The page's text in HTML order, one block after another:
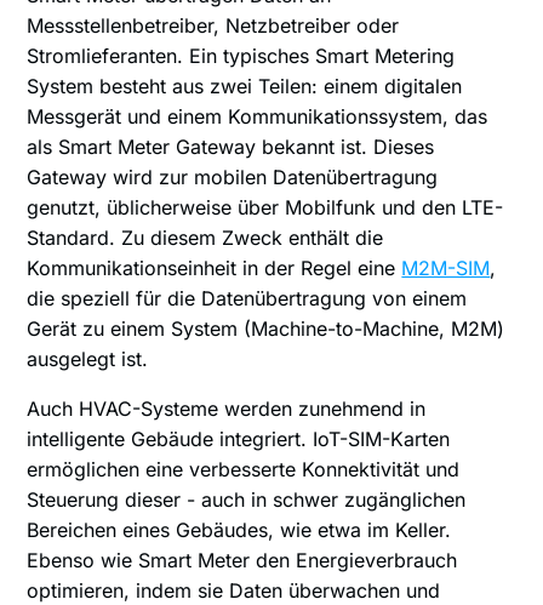
Messstellenbetreiber, Netzbetreiber oder
Stromlieferanten. Ein typisches Smart Metering
System besteht aus zwei Teilen: einem digitalen
Messgerät und einem Kommunikationssystem, das
als Smart Meter Gateway bekannt ist. Dieses
Gateway wird zur mobilen Datenübertragung
genutzt, üblicherweise über Mobilfunk und den LTE-
Standard. Zu diesem Zweck enthält die
Kommunikationseinheit in der Regel eine M2M-SIM,
die speziell für die Datenübertragung von einem
Gerät zu einem System (Machine-to-Machine, M2M)
ausgelegt ist.
Auch HVAC-Systeme werden zunehmend in
intelligente Gebäude integriert. IoT-SIM-Karten
ermöglichen eine verbesserte Konnektivität und
Steuerung dieser - auch in schwer zugänglichen
Bereichen eines Gebäudes, wie etwa im Keller.
Ebenso wie Smart Meter den Energieverbrauch
optimieren, indem sie Daten überwachen und